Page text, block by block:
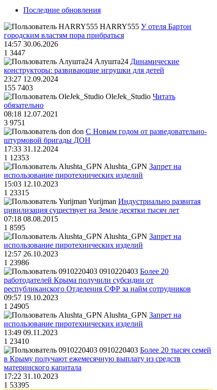
Последние обновления
HARRY555 У отеля Бартон
городским властям пора прибраться
14:57 30.06.2026
1 3447
Алушта24 Динамические
конструкторы: развивающие игрушки для детей
23:27 12.09.2024
155 7403
OleJek_Studio Читать
обязательно
08:18 12.07.2021
3 9751
don С Новым годом от разведовательно-
штурмовой бригады ДОН
17:33 31.12.2024
1 12353
Alushta_GPN Запрет на
использование пиротехнических изделий
15:03 12.10.2023
1 23315
Yurijman Индустриально развитая
цивилизация существует на Земле десятки тысяч лет
07:18 08.08.2015
1 8595
Alushta_GPN Запрет на
использование пиротехнических изделий
12:57 26.10.2023
1 23986
0910220403 Более 20
работодателей Крыма получили субсидии от
республиканского Отделения СФР за найм сотрудников
09:57 19.10.2023
1 24905
Alushta_GPN Запрет на
использование пиротехнических изделий
13:49 09.11.2023
1 23410
0910220403 Более 20 тысяч семей
в Крыму получают ежемесячную выплату из средств
материнского капитала
17:22 31.10.2023
1 53395